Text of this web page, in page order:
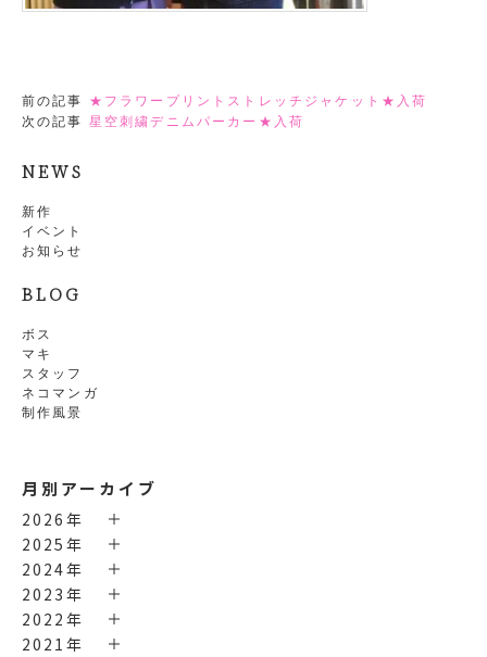
NEWS
新作
イベント
お知らせ
BLOG
ボス
マキ
スタッフ
ネコマンガ
制作風景
月別アーカイブ
2026年
2025年
2024年
2023年
2022年
2021年
前の記事 ★フラワープリントストレッチジャケット★入荷
次の記事 星空刺繍デニムパーカー★入荷